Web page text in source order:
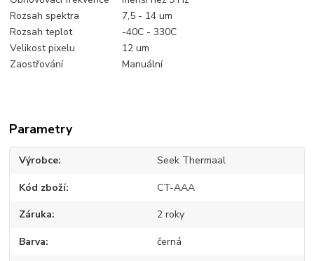
Rozsah spektra
7,5 - 14 um
Rozsah teplot
-40C - 330C
Velikost pixelu
12 um
Zaostřování
Manuální
Parametry
Výrobce Seek Thermaal
Kód zboží CT-AAA
Záruka 2 roky
Barva černá